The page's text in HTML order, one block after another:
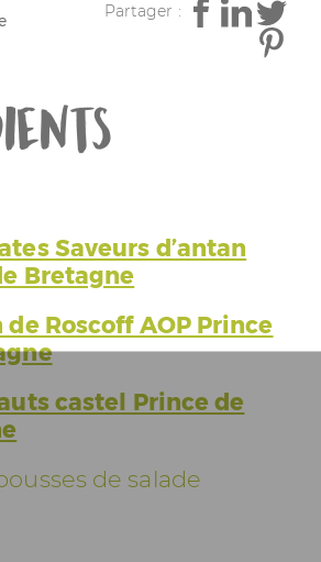
Partager :
Saveurs d’antan
Bretagne
de Roscoff AOP Prince
castel Prince de
de salade